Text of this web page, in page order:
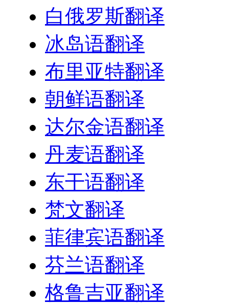
白俄罗斯翻译
冰岛语翻译
布里亚特翻译
朝鲜语翻译
达尔金语翻译
丹麦语翻译
东干语翻译
梵文翻译
菲律宾语翻译
芬兰语翻译
格鲁吉亚翻译